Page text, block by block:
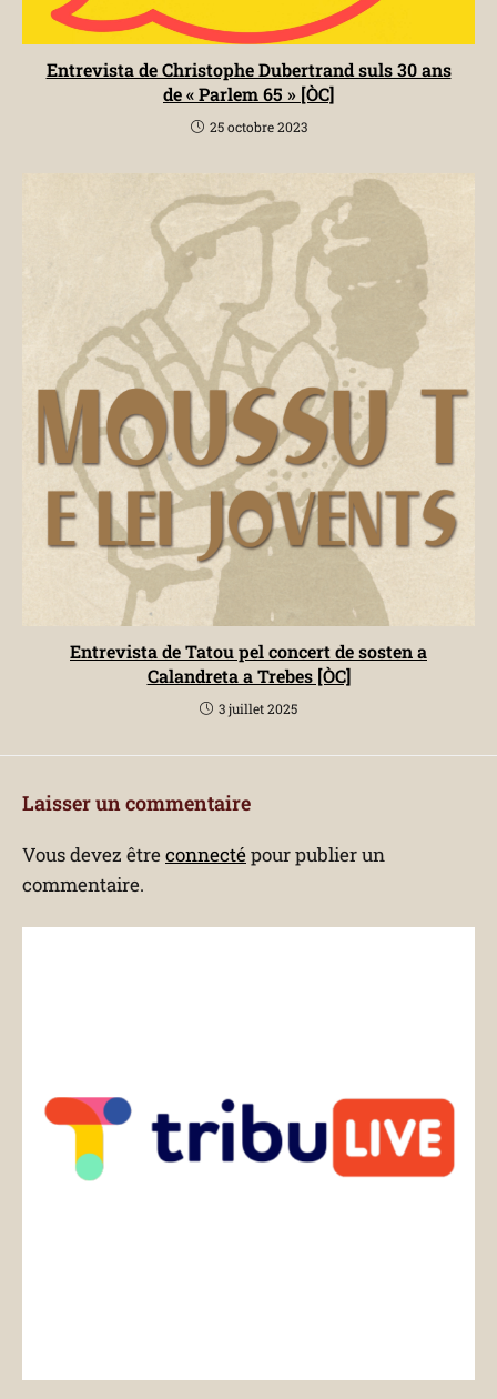
Entrevista de Christophe Dubertrand suls 30 ans
de « Parlem 65 » [ÒC]
25 octobre 2023
Entrevista de Tatou pel concert de sosten a
Calandreta a Trebes [ÒC]
3 juillet 2025
Laisser un commentaire
Vous devez êtreconnectépour publier un
commentaire.